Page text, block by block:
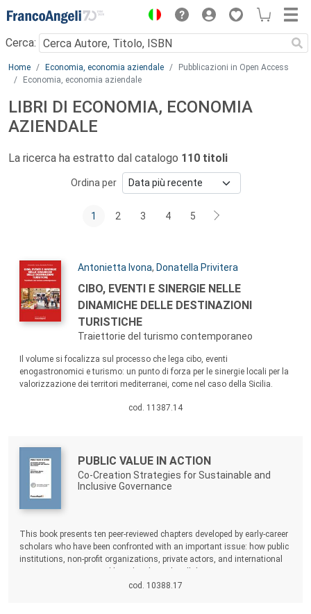
Menu
Cerca:
Main content
Home Economia, economia aziendale
Pubblicazioni in Open Access
Economia, economia aziendale
LIBRI DI ECONOMIA, ECONOMIA
AZIENDALE
La ricerca ha estratto dal catalogo 110 titoli
Ordina per
1 2 3 4 5
Autori:
Antonietta Ivona, Donatella Privitera
Titolo:
CIBO, EVENTI E SINERGIE NELLE
DINAMICHE DELLE DESTINAZIONI
TURISTICHE
Traiettorie del turismo contemporaneo
Il volume si focalizza sul processo che lega cibo, eventi
enogastronomici e turismo: un punto di forza per le sinergie locali per la
valorizzazione dei territori mediterranei, come nel caso della Sicilia.
cod. 11387.14
Autori:
Titolo:
PUBLIC VALUE IN ACTION
Co-Creation Strategies for Sustainable and
Inclusive Governance
This book presents ten peer-reviewed chapters developed by early-career
scholars who have been confronted with an important issue: how public
institutions, non-profit organizations, private actors, and international
cocreation dynamics across various sectors, including social services,
cod. 10388.17